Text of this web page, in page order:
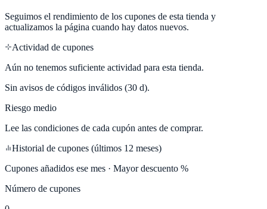
Seguimos el rendimiento de los cupones de esta tienda y
actualizamos la página cuando hay datos nuevos.
Actividad de cupones
Aún no tenemos suficiente actividad para esta tienda.
Sin avisos de códigos inválidos (30 d).
Riesgo medio
Lee las condiciones de cada cupón antes de comprar.
Historial de cupones (últimos 12 meses)
Cupones añadidos ese mes · Mayor descuento %
Número de cupones